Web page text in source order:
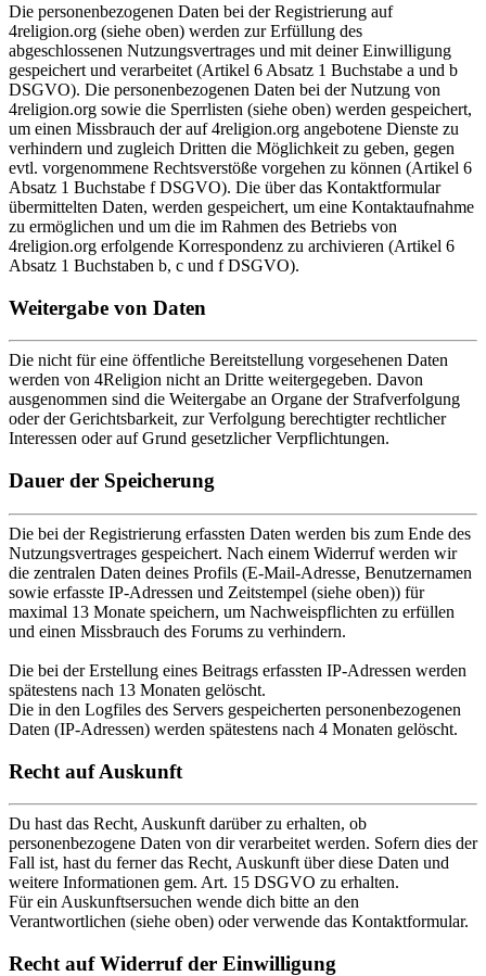
Die personenbezogenen Daten bei der Registrierung auf
4religion.org (siehe oben) werden zur Erfüllung des
abgeschlossenen Nutzungsvertrages und mit deiner Einwilligung
gespeichert und verarbeitet (Artikel 6 Absatz 1 Buchstabe a und b
DSGVO). Die personenbezogenen Daten bei der Nutzung von
4religion.org sowie die Sperrlisten (siehe oben) werden gespeichert,
um einen Missbrauch der auf 4religion.org angebotene Dienste zu
verhindern und zugleich Dritten die Möglichkeit zu geben, gegen
evtl. vorgenommene Rechtsverstöße vorgehen zu können (Artikel 6
Absatz 1 Buchstabe f DSGVO). Die über das Kontaktformular
übermittelten Daten, werden gespeichert, um eine Kontaktaufnahme
zu ermöglichen und um die im Rahmen des Betriebs von
4religion.org erfolgende Korrespondenz zu archivieren (Artikel 6
Absatz 1 Buchstaben b, c und f DSGVO).
Weitergabe von Daten
Die nicht für eine öffentliche Bereitstellung vorgesehenen Daten
werden von 4Religion nicht an Dritte weitergegeben. Davon
ausgenommen sind die Weitergabe an Organe der Strafverfolgung
oder der Gerichtsbarkeit, zur Verfolgung berechtigter rechtlicher
Interessen oder auf Grund gesetzlicher Verpflichtungen.
Dauer der Speicherung
Die bei der Registrierung erfassten Daten werden bis zum Ende des
Nutzungsvertrages gespeichert. Nach einem Widerruf werden wir
die zentralen Daten deines Profils (E-Mail-Adresse, Benutzernamen
sowie erfasste IP-Adressen und Zeitstempel (siehe oben)) für
maximal 13 Monate speichern, um Nachweispflichten zu erfüllen
und einen Missbrauch des Forums zu verhindern.
Die bei der Erstellung eines Beitrags erfassten IP-Adressen werden
spätestens nach 13 Monaten gelöscht.
Die in den Logfiles des Servers gespeicherten personenbezogenen
Daten (IP-Adressen) werden spätestens nach 4 Monaten gelöscht.
Recht auf Auskunft
Du hast das Recht, Auskunft darüber zu erhalten, ob
personenbezogene Daten von dir verarbeitet werden. Sofern dies der
Fall ist, hast du ferner das Recht, Auskunft über diese Daten und
weitere Informationen gem. Art. 15 DSGVO zu erhalten.
Für ein Auskunftsersuchen wende dich bitte an den
Verantwortlichen (siehe oben) oder verwende das Kontaktformular.
Recht auf Widerruf der Einwilligung